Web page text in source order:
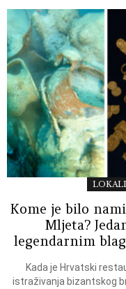
Kome je bilo
Mljeta?
legendarnim
Kada je Hrvatski
istraživanja bizantskog